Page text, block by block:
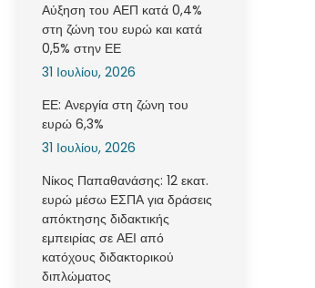
Αύξηση του ΑΕΠ κατά 0,4%
στη ζώνη του ευρώ και κατά
0,5% στην ΕΕ
31 Ιουλίου, 2026
ΕΕ: Ανεργία στη ζώνη του
ευρώ 6,3%
31 Ιουλίου, 2026
Νίκος Παπαθανάσης: 12 εκατ.
ευρώ μέσω ΕΣΠΑ για δράσεις
απόκτησης διδακτικής
εμπειρίας σε ΑΕΙ από
κατόχους διδακτορικού
διπλώματος